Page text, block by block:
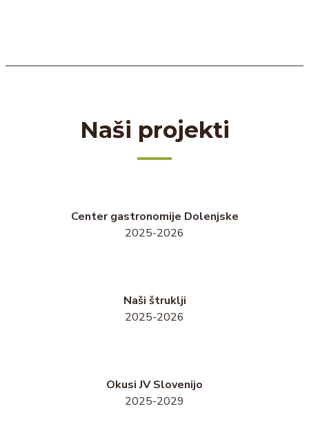
Naši projekti
Center gastronomije Dolenjske
2025-2026
Naši štruklji
2025-2026
Okusi JV Slovenijo
2025-2029